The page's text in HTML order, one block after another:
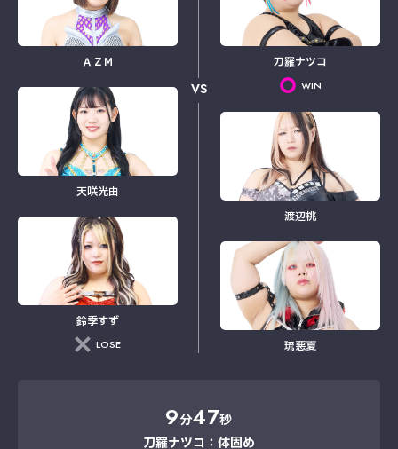
ＡＺＭ
天咲光由
鈴季すず
LOSE
VS
刀羅ナツコ
WIN
渡辺桃
琉悪夏
9分47秒
刀羅ナツコ：体固め